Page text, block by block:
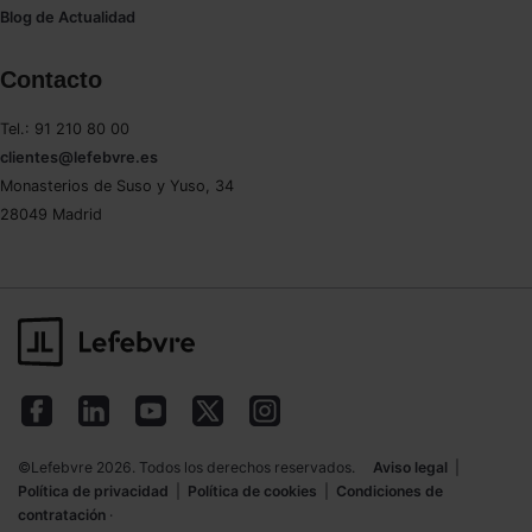
Blog de Actualidad
Contacto
Tel.: 91 210 80 00
clientes@lefebvre.es
Monasterios de Suso y Yuso, 34
28049 Madrid
©Lefebvre 2026. Todos los derechos reservados. Aviso legal
Política de privacidad
Política de cookies
Condiciones de
contratación ·